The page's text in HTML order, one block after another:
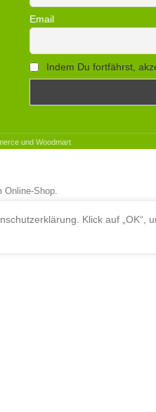
Email
Indem Du fortfährst,
und Woodmart
Klick auf „OK“,
Online-Shop.